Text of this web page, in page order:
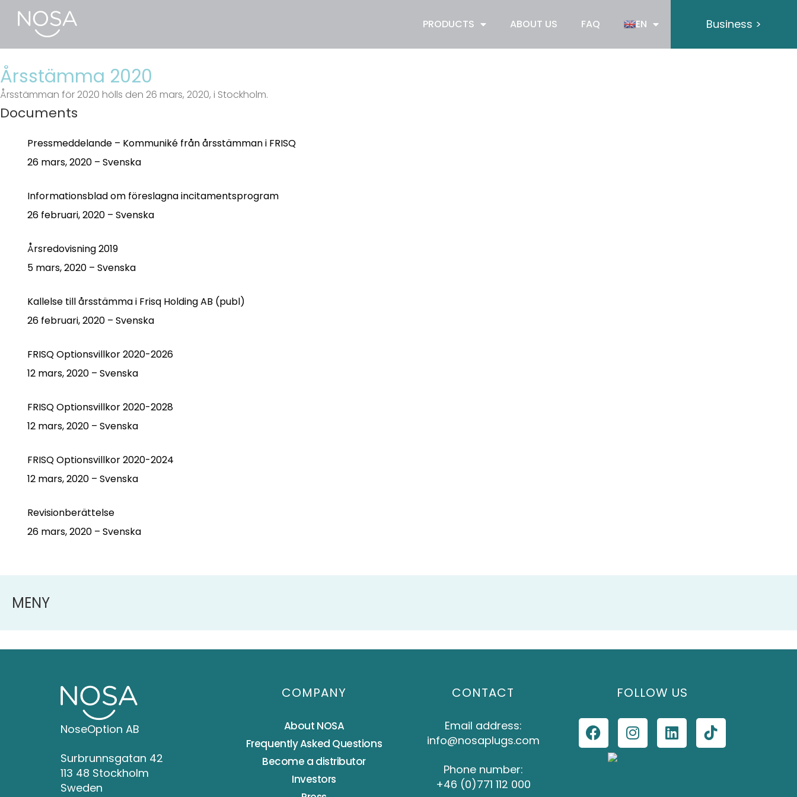
PRODUCTS ABOUT US FAQ EN Business >
Årsstämma 2020
Årsstämman för 2020 hölls den 26 mars, 2020, i Stockholm.
Documents
Pressmeddelande – Kommuniké från årsstämman i FRISQ
26 mars, 2020 – Svenska
Informationsblad om föreslagna incitamentsprogram
26 februari, 2020 – Svenska
Årsredovisning 2019
5 mars, 2020 – Svenska
Kallelse till årsstämma i Frisq Holding AB (publ)
26 februari, 2020 – Svenska
FRISQ Optionsvillkor 2020-2026
12 mars, 2020 – Svenska
FRISQ Optionsvillkor 2020-2028
12 mars, 2020 – Svenska
FRISQ Optionsvillkor 2020-2024
12 mars, 2020 – Svenska
Revisionberättelse
26 mars, 2020 – Svenska
MENY
NoseOption AB
Surbrunnsgatan 42
113 48 Stockholm
Sweden
COMPANY
About NOSA
Frequently Asked Questions
Become a distributor
Investors
CONTACT
Email address:
info@nosaplugs.com
Phone number:
+46 (0)771 112 000
FOLLOW US